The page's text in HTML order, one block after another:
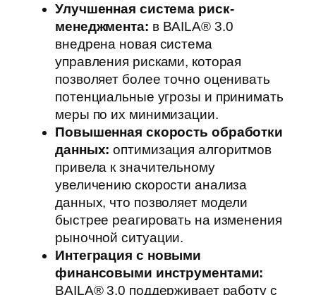
Улучшенная система риск-
менеджмента: в BAILA® 3.0
внедрена новая система
управления рисками, которая
позволяет более точно оценивать
потенциальные угрозы и принимать
меры по их минимизации.
Повышенная скорость обработки
данных: оптимизация алгоритмов
привела к значительному
увеличению скорости анализа
данных, что позволяет модели
быстрее реагировать на изменения
рыночной ситуации.
Интеграция с новыми
финансовыми инструментами:
BAILA® 3.0 поддерживает работу с